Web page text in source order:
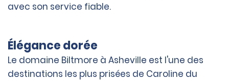
avec son service fiable.
Élégance dorée
Le domaine Biltmore à Asheville est l'une des
destinations les plus prisées de Caroline du